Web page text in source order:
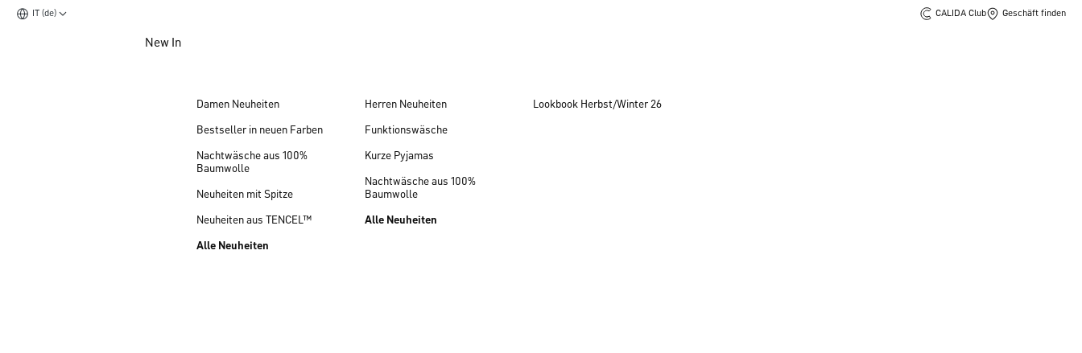
IT (de) CALIDA Club Geschäft finden
Zum Hauptinhalt springenNew In
Damen Neuheiten
Bestseller in neuen Farben
Nachtwäsche aus 100%
Baumwolle
Neuheiten mit Spitze
Neuheiten aus TENCEL™
Alle Neuheiten
Herren Neuheiten
Funktionswäsche
Kurze Pyjamas
Nachtwäsche aus 100%
Baumwolle
Alle Neuheiten
Lookbook Herbst/Winter 26